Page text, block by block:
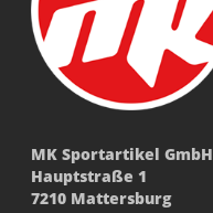
MK Sportartikel GmbH
Hauptstraße 1
7210 Mattersburg